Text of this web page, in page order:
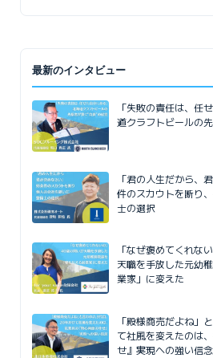
最新のインタビュー
「失敗の責任は、
道クラフトビールの
「君の人生だから
件のスカウトを断り
士の選択
「なぜ褒めてくれな
天職を手放した元幼
業家」に変えた
「殿様商売だよね」
て社風を変えたのは
せ』実現への強い信念